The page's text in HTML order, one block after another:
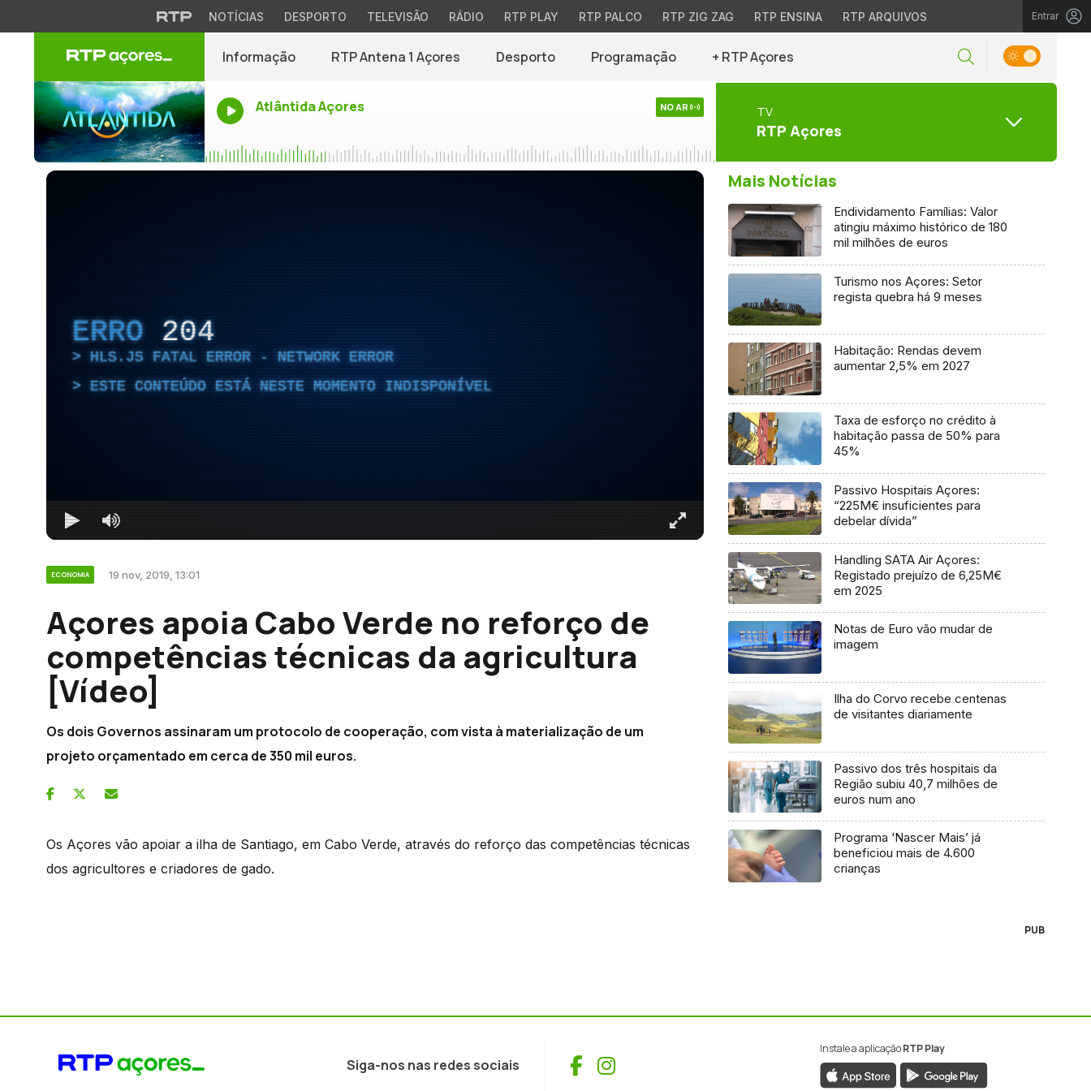
NOTÍCIAS DESPORTO TELEVISÃO RÁDIO RTP PLAY RTP PALCO RTP ZIG ZAG RTP ENSINA RTP ARQUIVOS Entrar
Informação RTP Antena 1 Açores Desporto Programação + RTP Açores
Atlântida Açores NO AR TV
RTP Açores
ERRO 204
HLS.JS FATAL ERROR - NETWORK ERROR
ESTE CONTEÚDO ESTÁ NESTE MOMENTO INDISPONÍVEL
ECONOMIA 19 nov, 2019, 13:01
Açores apoia Cabo Verde no reforço de
competências técnicas da agricultura
[Vídeo]
Os dois Governos assinaram um protocolo de cooperação, com vista à materialização de um
projeto orçamentado em cerca de 350 mil euros.
Os Açores vão apoiar a ilha de Santiago, em Cabo Verde, através do reforço das competências técnicas
dos agricultores e criadores de gado.
Mais Notícias
Endividamento Famílias: Valor
atingiu máximo histórico de 180
mil milhões de euros
Turismo nos Açores: Setor
regista quebra há 9 meses
Habitação: Rendas devem
aumentar 2,5% em 2027
Taxa de esforço no crédito à
habitação passa de 50% para
45%
Passivo Hospitais Açores:
“225M€ insuficientes para
debelar dívida”
Handling SATA Air Açores:
Registado prejuízo de 6,25M€
em 2025
Notas de Euro vão mudar de
imagem
Ilha do Corvo recebe centenas
de visitantes diariamente
Passivo dos três hospitais da
Região subiu 40,7 milhões de
euros num ano
Programa ‘Nascer Mais’ já
beneficiou mais de 4.600
crianças
PUB
Siga-nos nas redes sociais Facebook
Instagram
Instale a aplicaçãoRTP Play